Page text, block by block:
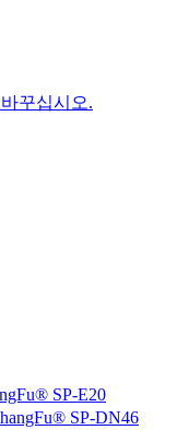
꾸십시오.
SP-E20
SP-DN46